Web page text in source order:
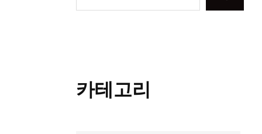
카테고리